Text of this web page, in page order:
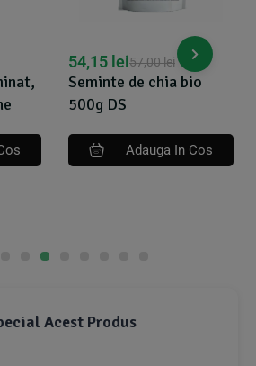
Seminte de chia bio
500g DS
57,00lei
54,15 lei
Adauga In Cos
Acest Produs